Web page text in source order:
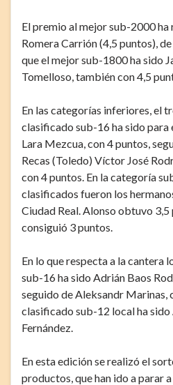
El premio al mejor sub-2000 ha
Romera Carrión (4,5 puntos),
que el mejor sub-1800 ha sido
Tomelloso, también con 4,5
En las categorías inferiores, el
clasificado sub-16 ha sido
Lara Mezcua, con 4 puntos,
Recas (Toledo) Víctor José
con 4 puntos. En la categoría
clasificados fueron los
Ciudad Real. Alonso obtuvo 3,5
consiguió 3 puntos.
En lo que respecta a la cantera
sub-16 ha sido Adrián Baos
seguido de Aleksandr Marinas,
clasificado sub-12 local ha
Fernández.
En esta edición se realizó el
productos, que han ido a parar